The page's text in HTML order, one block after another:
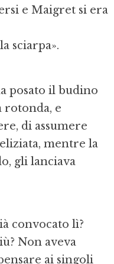
e Maigret si era
sciarpa».
posato il budino
rotonda, e
di assumere
mentre la
gli lanciava
convocato lì?
Non aveva
ai singoli